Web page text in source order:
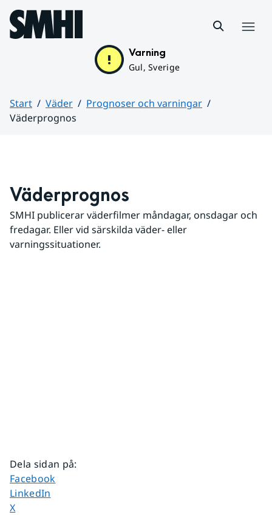
Hoppa till sidans innehåll
Varning
Gul, Sverige
Start Väder
Prognoser och varningar
Väderprognos
Väderprognos
SMHI publicerar väderfilmer måndagar, onsdagar och
fredagar. Eller vid särskilda väder- eller
varningssituationer.
Dela sidan på:
Dela sidan på
Facebook
Dela sidan på
LinkedIn
Dela sidan på
X